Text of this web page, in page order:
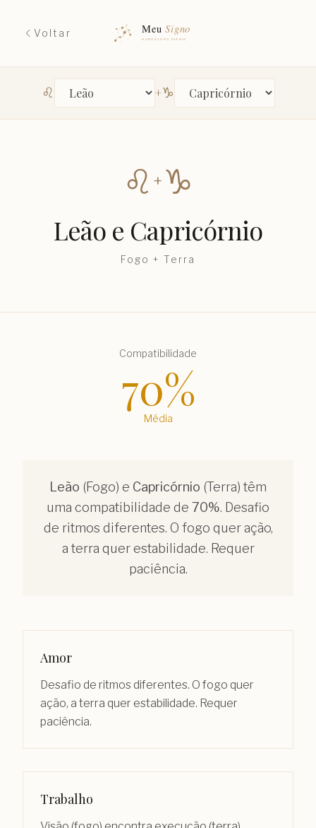
Voltar
Primeiro signo
♌︎ +
Segundo signo
♑︎
♌︎ + ♑︎
Leãoe Capricórnio
Fogo + Terra
Compatibilidade
70%
Média
Leão (Fogo) e Capricórnio (Terra) têm
uma compatibilidade de 70%. Desafio
de ritmos diferentes. O fogo quer ação,
a terra quer estabilidade. Requer
paciência.
Amor
Desafio de ritmos diferentes. O fogo quer
ação, a terra quer estabilidade. Requer
paciência.
Trabalho